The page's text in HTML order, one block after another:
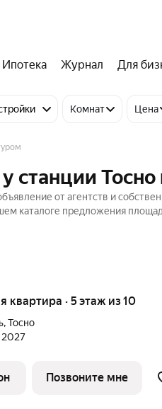
Ипотека Журнал Для
Комнат Цена
станции Тосно
от агентств и
каталоге предложения
квартира · 5 этаж из 10
,Тосно
2027
Позвоните мне